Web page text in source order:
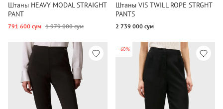
Штаны HEAVY MODAL STRAIGHT
PANT
791 600 сум 1 979 000 сум
Штаны VIS TWILL ROPE STRGHT
PANTS
2 739 000 сум
-60%